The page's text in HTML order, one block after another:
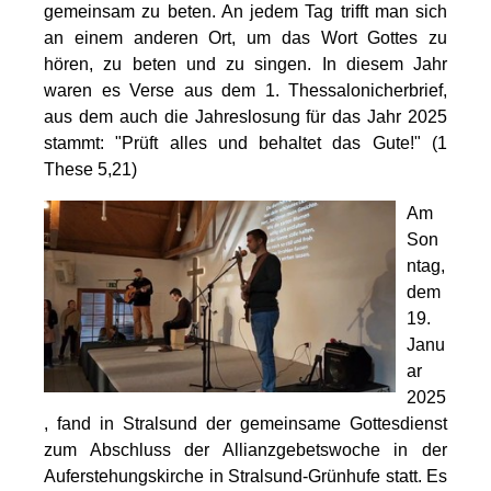
gemeinsam zu beten. An jedem Tag trifft man sich
an einem anderen Ort, um das Wort Gottes zu
hören, zu beten und zu singen. In diesem Jahr
waren es Verse aus dem 1. Thessalonicherbrief,
aus dem auch die Jahreslosung für das Jahr 2025
stammt: "Prüft alles und behaltet das Gute!" (1
These 5,21)
Am
Son
ntag,
dem
19.
Janu
ar
2025
, fand in Stralsund der gemeinsame Gottesdienst
zum Abschluss der Allianzgebetswoche in der
Auferstehungskirche in Stralsund-Grünhufe statt. Es